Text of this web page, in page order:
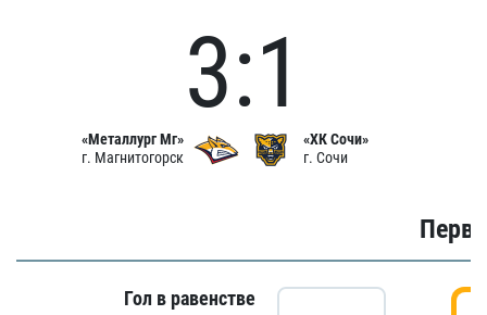
«Металлург Мг»
г. Магнитогорск
3:1
«ХК Сочи»
г. Сочи
Гол в равенстве